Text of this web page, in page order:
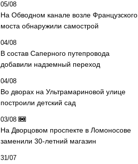
05/08
На Обводном канале возле Французского
моста обнаружили самострой
04/08
В состав Саперного путепровода
добавили надземный переход
04/08
Во дворах на Ультрамариновой улице
построили детский сад
03/08
На Дворцовом проспекте в Ломоносове
заменили 30-летний магазин
31/07